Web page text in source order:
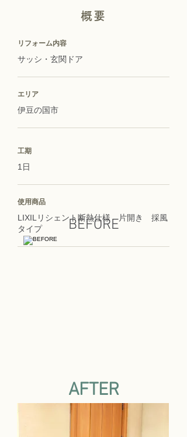
概要
リフォーム内容
サッシ・玄関ドア
エリア
伊豆の国市
工期
1日
使用商品
LIXILリシェント断熱仕様 片開き 採風
タイプ
BEFORE
AFTER